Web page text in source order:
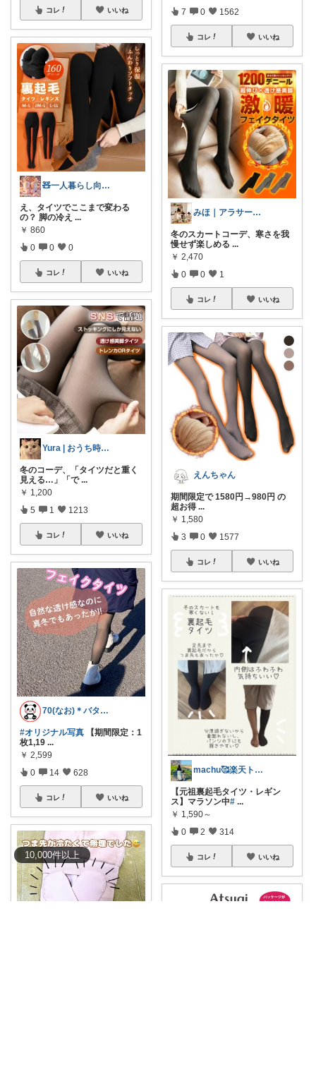
10,000件以上
コレ いいね
🧸一人暮らし向け｜下着
え、タイツでここまで変わる
の？ 脚の冷え ...
￥ 860
0 0 0
コレ いいね
Yura | おうち時間の小さな幸せ🌷
冬のコーデ、「タイツだと重く
見える…」「で ...
￥ 1,200
5 1 1213
コレ いいね
70(なお)＊バタバタな毎日をご機嫌に♡
#オリジナル写真 【期間限定：1
枚1,19 ...
￥ 2,599
0 14 628
コレ いいね
7 0 1562
コレ いいね
みほ｜アラサー主婦｜共働き｜2児育児中
冬のスカートコーデ、寒さを我
慢せず楽しめる ...
￥ 2,470
0 0 1
コレ いいね
えんちゃん
期間限定で 1580円→980円 の
超お得 ...
￥ 1,580
3 0 1577
コレ いいね
machu🥰楽天トラベル感謝✨
【元祖裏起毛タイツ・レギン
ス】マラソン中# ...
￥ 1,590～
0 2 314
コレ いいね